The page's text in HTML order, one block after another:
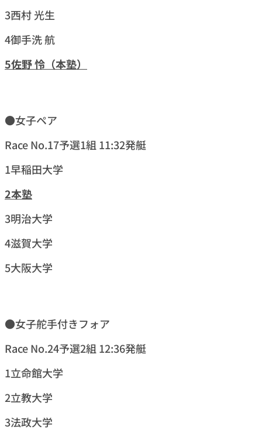
3西村 光生
4御手洗 航
5佐野 怜（本塾）
●女子ペア
Race No.17予選1組 11:32発艇
1早稲田大学
2本塾
3明治大学
4滋賀大学
5大阪大学
●女子舵手付きフォア
Race No.24予選2組 12:36発艇
1立命館大学
2立教大学
3法政大学